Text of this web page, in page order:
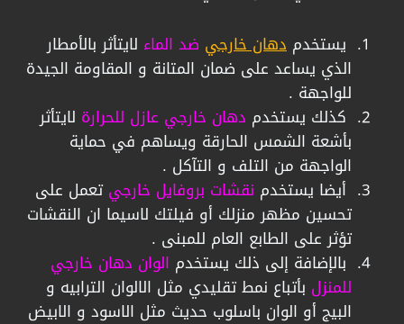
يستخدم دهان خارجي ضد الماء لايتأثر بالأمطار
الذي يساعد على ضمان المتانة و المقاومة الجيدة
للواجهة .
كذلك يستخدم دهان خارجي عازل للحرارة لايتأثر
بأشعة الشمس الحارقة ويساهم في حماية
الواجهة من التلف و التآكل .
أيضا يستخدم نقشات بروفايل خارجي تعمل على
تحسين مظهر منزلك أو فيلتك لاسيما ان النقشات
تؤثر على الطابع العام للمبنى .
بالإضافة إلى ذلك يستخدم الوان دهان خارجي
للمنزل بأتباع نمط تقليدي مثل الالوان الترابيه و
البيج أو الوان باسلوب حديث مثل الاسود و الابيض